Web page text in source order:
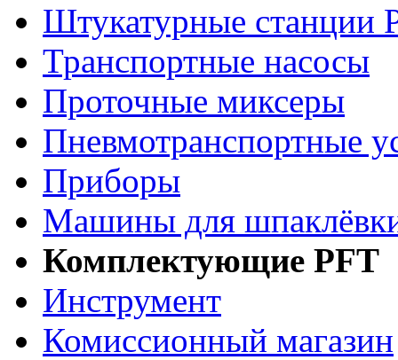
Штукатурные станции
Транспортные насосы
Проточные миксеры
Пневмотранспортные
Приборы
Машины для
Комплектующие PFT
Инструмент
Комиссионный магазин